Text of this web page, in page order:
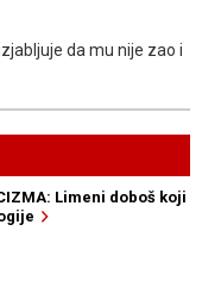
da mu nije zao i
Limeni doboš koji